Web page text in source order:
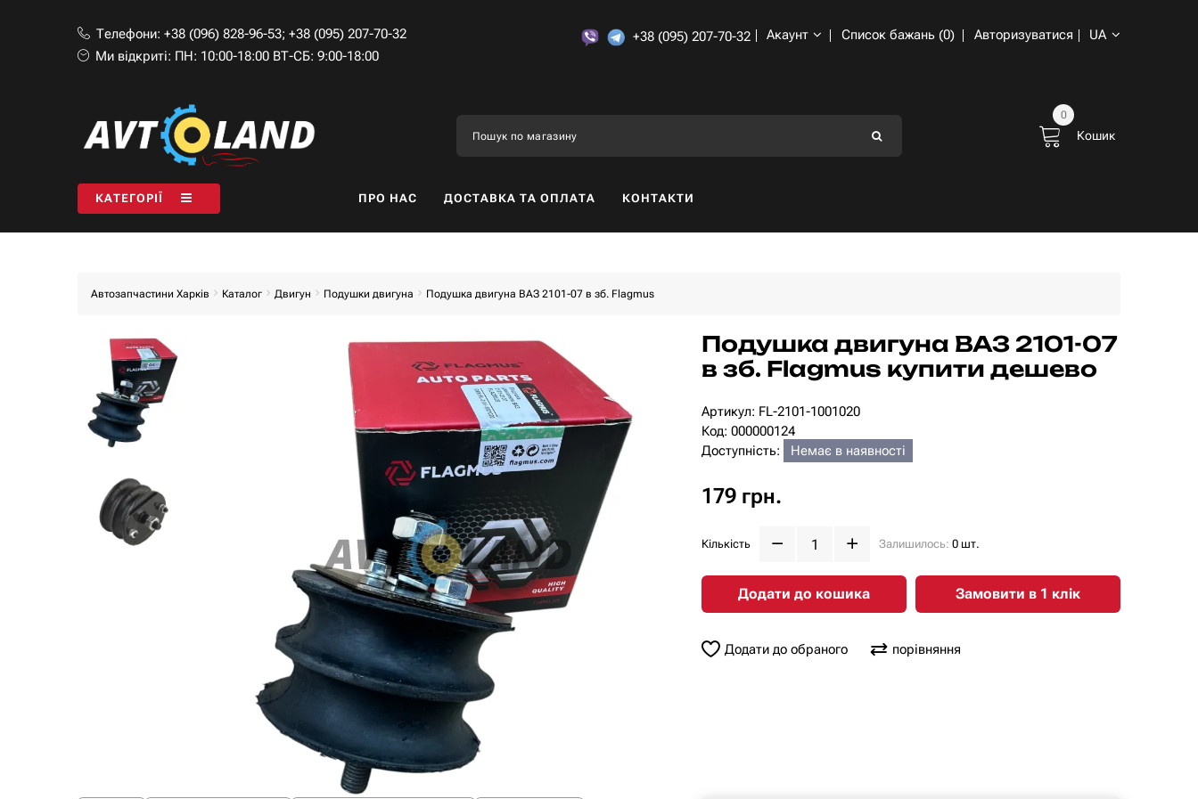
Телефони: +38 (096) 828-96-53; +38 (095) 207-70-32
Ми відкриті: ПН: 10:00-18:00 ВТ-СБ: 9:00-18:00
+38 (095) 207-70-32 Акаунт Список бажань (0) Авторизуватися UA
Кошик
0
КАТЕГОРІЇ ПРО НАС ДОСТАВКА ТА ОПЛАТА КОНТАКТИ
Автозапчастини Харків Каталог Двигун Подушки двигуна Подушка двигуна ВАЗ 2101-07 в зб. Flagmus
Подушка двигуна ВАЗ 2101-07
в зб. Flagmus купити дешево
Артикул: FL-2101-1001020
Код: 000000124
Доступність:
Немає в наявності
179 грн.
Кількість Залишилось: 0 шт.
Додати до кошика Замовити в 1 клiк
Додати до обраного порівняння